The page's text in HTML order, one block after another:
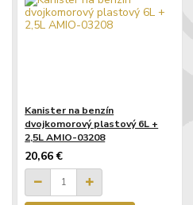
Kanister na benzín
dvojkomorový plastový 6L +
2,5L AMIO-03208
20,66 €